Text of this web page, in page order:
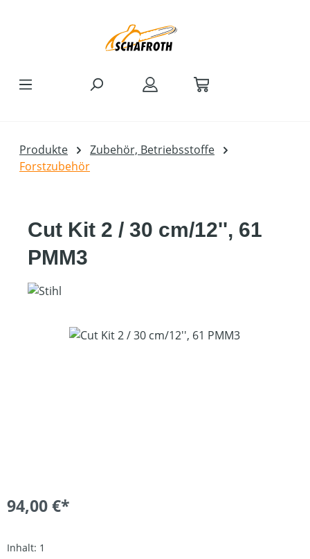
Produkte
Zubehör, Betriebsstoffe
Forstzubehör
Cut Kit 2 / 30 cm/12'', 61
PMM3
Bildergalerie überspringen
94,00 €*
Inhalt: 1